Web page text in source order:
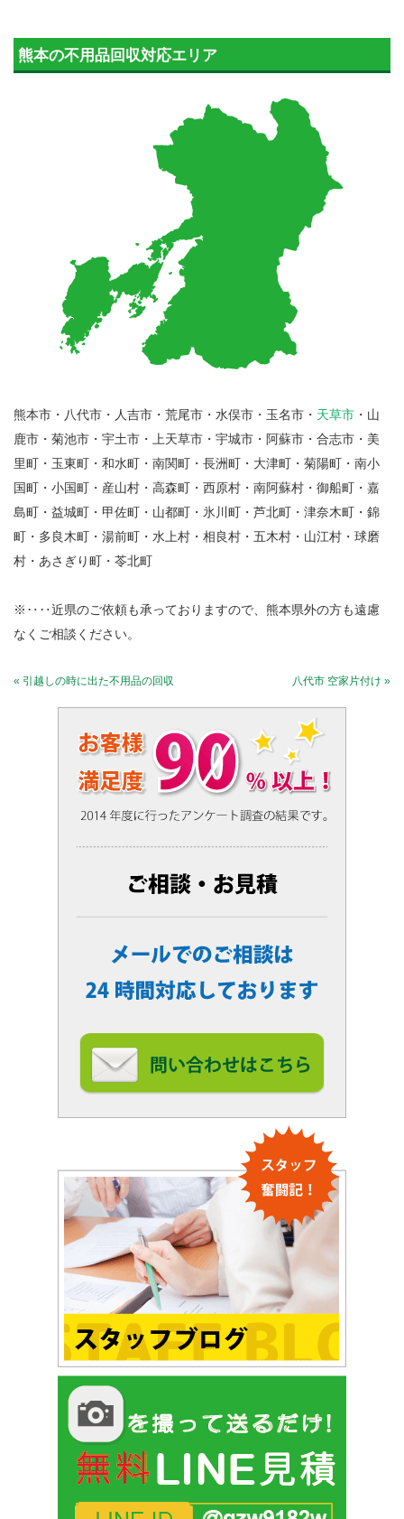
熊本の不用品回収対応エリア
熊本市・八代市・人吉市・荒尾市・水俣市・玉名市・ 天草市 ・山
鹿市・菊池市・宇土市・上天草市・宇城市・阿蘇市・合志市・美
里町・玉東町・和水町・南関町・長洲町・大津町・菊陽町・南小
国町・小国町・産山村・高森町・西原村・南阿蘇村・御船町・嘉
島町・益城町・甲佐町・山都町・氷川町・芦北町・津奈木町・錦
町・多良木町・湯前町・水上村・相良村・五木村・山江村・球磨
村・あさぎり町・苓北町
※‥‥近県のご依頼も承っておりますので、熊本県外の方も遠慮
なくご相談ください。
« 引越しの時に出た不用品の回収 八代市 空家片付け »